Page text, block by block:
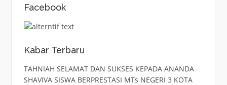
Facebook
Kabar Terbaru
TAHNIAH SELAMAT DAN SUKSES KEPADA ANANDA
SHAVIVA SISWA BERPRESTASI MTs NEGERI 3 KOTA